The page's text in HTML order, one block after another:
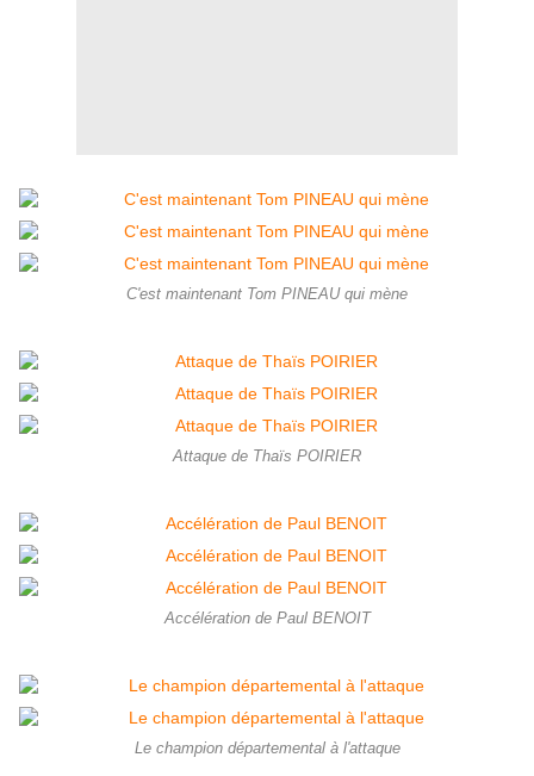
C'est maintenant Tom PINEAU qui mène
Attaque de Thaïs POIRIER
Accélération de Paul BENOIT
Le champion départemental à l'attaque